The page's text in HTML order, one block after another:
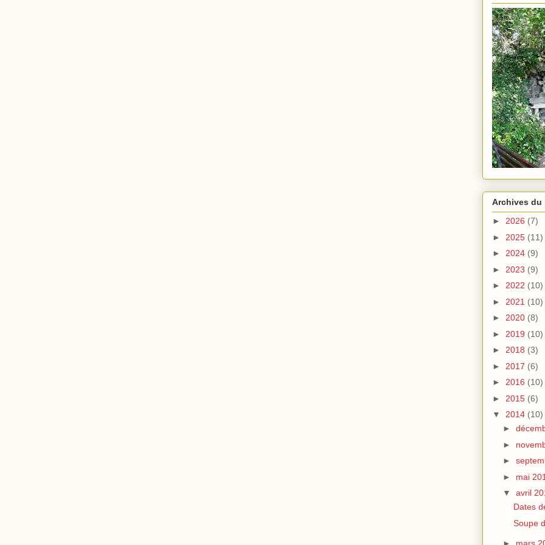
Archives du
► 2026 (7)
► 2025 (11)
► 2024 (9)
► 2023 (9)
► 2022 (10)
► 2021 (10)
► 2020 (8)
► 2019 (10)
► 2018 (3)
► 2017 (6)
► 2016 (10)
► 2015 (6)
▼ 2014 (10)
►
►
►
► mai
▼ avril
Dates
Soupe